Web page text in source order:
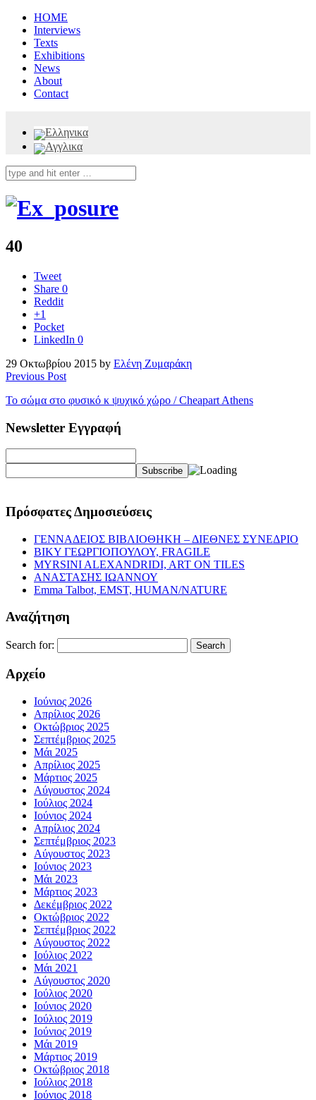
HOME
Interviews
Texts
Exhibitions
News
About
Contact
40
Tweet
Share 0
Reddit
+1
Pocket
LinkedIn 0
29 Οκτωβρίου 2015 by Ελένη Ζυμαράκη
Previous Post
Το σώμα στο φυσικό κ ψυχικό χώρο / Cheapart Athens
Newsletter Εγγραφή
Πρόσφατες Δημοσιεύσεις
ΓΕΝΝΑΔΕΙΟΣ ΒΙΒΛΙΟΘΗΚΗ – ΔΙΕΘΝΕΣ ΣΥΝΕΔΡΙΟ
ΒΙΚΥ ΓΕΩΡΓΙΟΠΟΥΛΟΥ, FRAGILE
MYRSINI ALEXANDRIDI, ART ON TILES
ΑΝΑΣΤΑΣΗΣ ΙΩΑΝΝΟΥ
Emma Talbot, EMST, HUMAN/NATURE
Αναζήτηση
Search for:
Αρχείο
Ιούνιος 2026
Απρίλιος 2026
Οκτώβριος 2025
Σεπτέμβριος 2025
Μάι 2025
Απρίλιος 2025
Μάρτιος 2025
Αύγουστος 2024
Ιούλιος 2024
Ιούνιος 2024
Απρίλιος 2024
Σεπτέμβριος 2023
Αύγουστος 2023
Ιούνιος 2023
Μάι 2023
Μάρτιος 2023
Δεκέμβριος 2022
Οκτώβριος 2022
Σεπτέμβριος 2022
Αύγουστος 2022
Ιούλιος 2022
Μάι 2021
Αύγουστος 2020
Ιούλιος 2020
Ιούνιος 2020
Ιούλιος 2019
Ιούνιος 2019
Μάι 2019
Μάρτιος 2019
Οκτώβριος 2018
Ιούλιος 2018
Ιούνιος 2018